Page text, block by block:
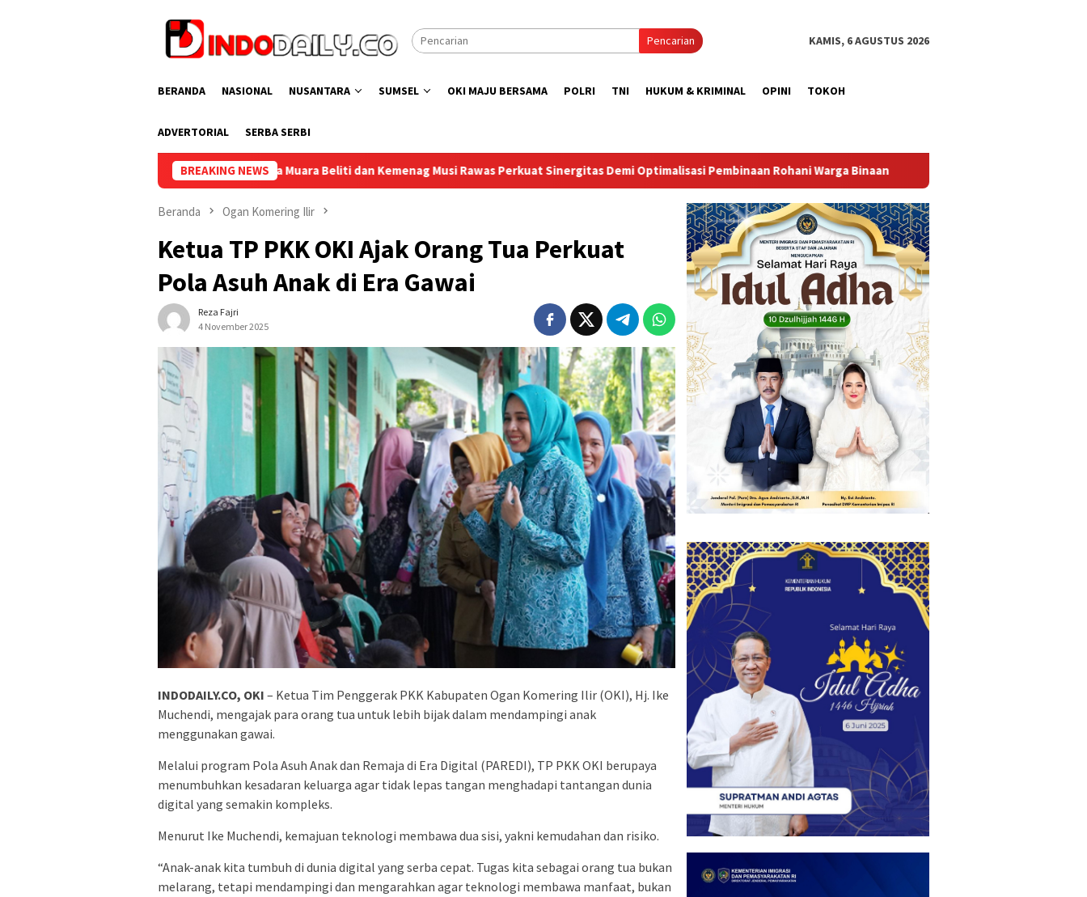
Pencarian KAMIS, 6 AGUSTUS 2026
BERANDA NASIONAL NUSANTARA SUMSEL OKI MAJU BERSAMA POLRI TNI HUKUM & KRIMINAL OPINI TOKOH
ADVERTORIAL SERBA SERBI
BREAKING NEWS
Lapas Narkotika Muara Beliti dan Kemenag Musi Rawas Perkuat Sinergitas Demi Optimalisasi Pembinaan Rohani Warga Binaan Bangun Kesamaan Persepsi, Lapas Narkotika Muara Beliti
Beranda Ogan Komering Ilir
Ketua TP PKK OKI Ajak Orang Tua Perkuat
Pola Asuh Anak di Era Gawai
Reza Fajri
4 November 2025
INDODAILY.CO, OKI – Ketua Tim Penggerak PKK Kabupaten Ogan Komering Ilir (OKI), Hj. Ike
Muchendi, mengajak para orang tua untuk lebih bijak dalam mendampingi anak
menggunakan gawai.
Melalui program Pola Asuh Anak dan Remaja di Era Digital (PAREDI), TP PKK OKI berupaya
menumbuhkan kesadaran keluarga agar tidak lepas tangan menghadapi tantangan dunia
digital yang semakin kompleks.
Menurut Ike Muchendi, kemajuan teknologi membawa dua sisi, yakni kemudahan dan risiko.
“Anak-anak kita tumbuh di dunia digital yang serba cepat. Tugas kita sebagai orang tua bukan
melarang, tetapi mendampingi dan mengarahkan agar teknologi membawa manfaat, bukan